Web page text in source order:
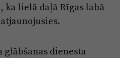
Pārredzamības paziņojumi
Sludinājumi
ka lielā daļā Rīgas labā
glābšanas dienesta